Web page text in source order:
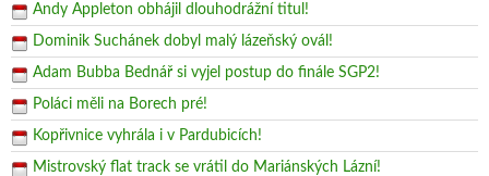
Andy Appleton obhájil dlouhodrážní titul!
Dominik Suchánek dobyl malý lázeňský ovál!
Adam Bubba Bednář si vyjel postup do finále SGP2!
Poláci měli na Borech pré!
Kopřivnice vyhrála i v Pardubicích!
Mistrovský flat track se vrátil do Mariánských Lázní!